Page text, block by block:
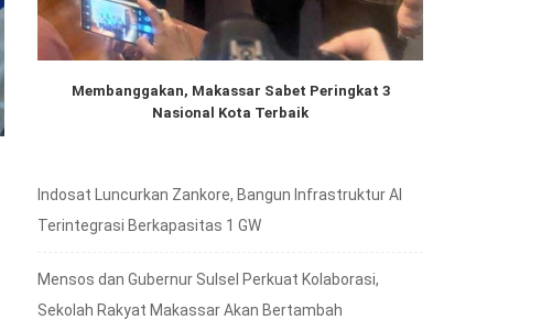
Membanggakan, Makassar Sabet Peringkat 3
Nasional Kota Terbaik
Indosat Luncurkan Zankore, Bangun Infrastruktur AI
Terintegrasi Berkapasitas 1 GW
Mensos dan Gubernur Sulsel Perkuat Kolaborasi,
Sekolah Rakyat Makassar Akan Bertambah